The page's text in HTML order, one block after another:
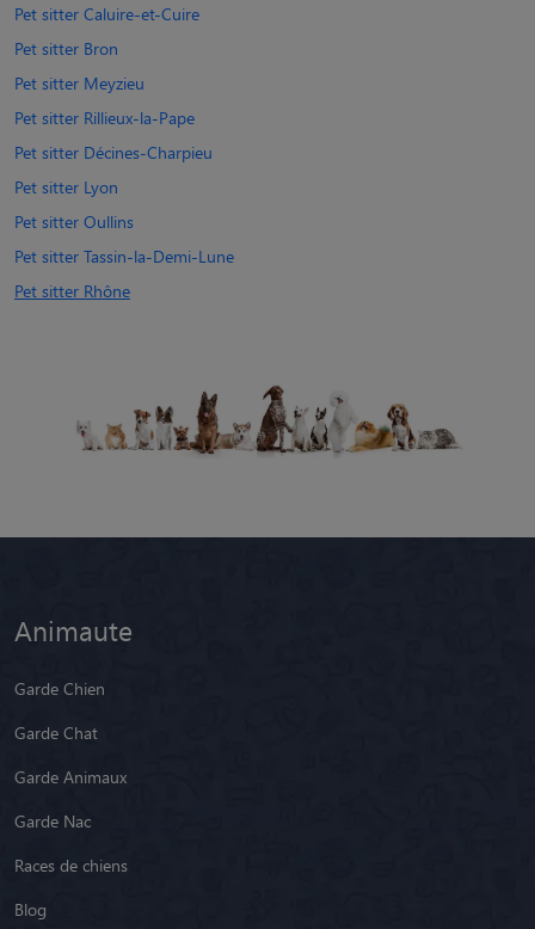
Pet sitter Caluire-et-Cuire
Pet sitter Bron
Pet sitter Meyzieu
Pet sitter Rillieux-la-Pape
Pet sitter Décines-Charpieu
Pet sitter Lyon
Pet sitter Oullins
Pet sitter Tassin-la-Demi-Lune
Pet sitter Rhône
Animaute
Garde Chien
Garde Chat
Garde Animaux
Garde Nac
Races de chiens
Blog